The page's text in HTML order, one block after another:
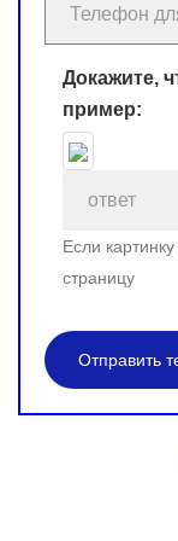
Докажите,
пример:
Если
страницу
Отправить